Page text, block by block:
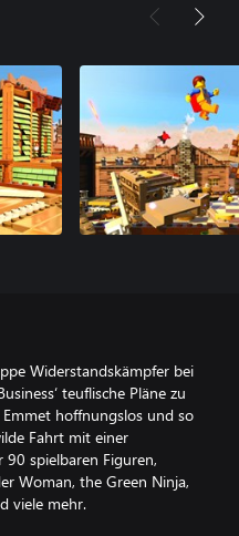
Widerstandskämpfer bei
teuflische Pläne zu
hoffnungslos und so
Fahrt mit einer
spielbaren Figuren,
Woman, the Green Ninja,
viele mehr.